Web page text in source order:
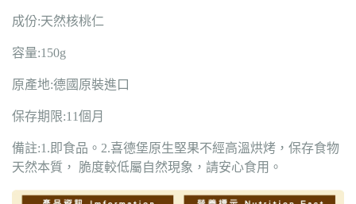
成份:天然核桃仁
容量:150g
原產地:德國原裝進口
保存期限:11個月
備註:1.即食品。2.喜德堡原生堅果不經高溫烘烤，保存食物
天然本質， 脆度較低屬自然現象，請安心食用。